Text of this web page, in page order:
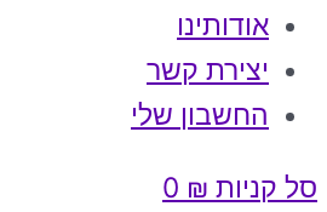
אודותינו
יצירת קשר
החשבון שלי
סל קניות ₪